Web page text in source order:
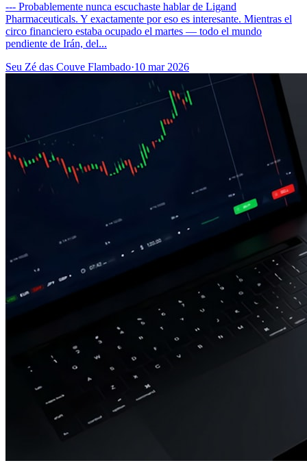
--- Probablemente nunca escuchaste hablar de Ligand
Pharmaceuticals. Y exactamente por eso es interesante. Mientras el
circo financiero estaba ocupado el martes — todo el mundo
pendiente de Irán, del...
Seu Zé das Couve Flambado·10 mar 2026